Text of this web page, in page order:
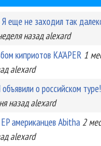
не заходил так
назад alexard
киприотов KA'APER 1
alexard
о российском туре!
назад alexard
американцев Abitha 2
alexard